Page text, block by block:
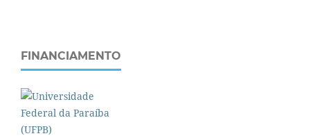
FINANCIAMENTO